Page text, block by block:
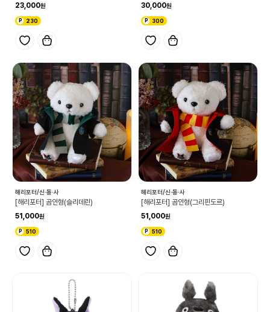
23,000
230
30,000
300
해리포터/신·동·사
[해리포터] 곰인형(슬리데린)
51,000
510
해리포터/신·동·사
[해리포터] 곰인형(그리핀도르)
51,000
510